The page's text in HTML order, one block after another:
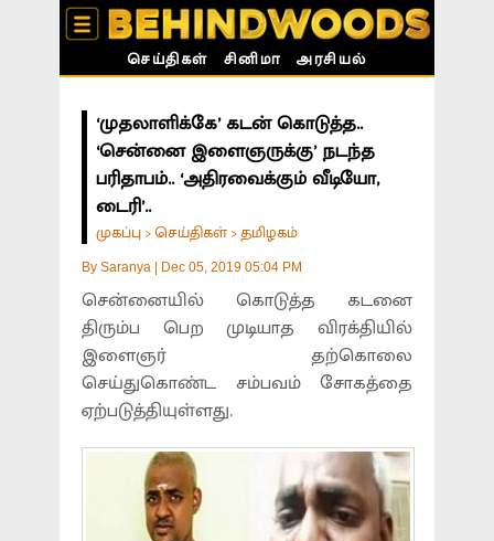
செய்திகள் சினிமா அரசியல்
‘முதலாளிக்கே’ கடன் கொடுத்த..
‘சென்னை இளைஞருக்கு’ நடந்த
பரிதாபம்.. ‘அதிரவைக்கும் வீடியோ,
டைரி’..
முகப்பு >செய்திகள் >தமிழகம்
By Saranya Dec 05, 2019 05:04 PM
சென்னையில் கொடுத்த கடனை
திரும்ப பெற முடியாத விரக்தியில்
இளைஞர் தற்கொலை
செய்துகொண்ட சம்பவம் சோகத்தை
ஏற்படுத்தியுள்ளது.